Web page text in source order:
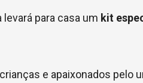
para casa um kit
e apaixonados pelo